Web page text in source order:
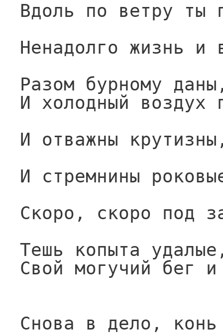
Вдоль по ветру ты
Ненадолго жизнь и
Разом бурному
И холодный воздух
И отважны
И стремнины
Скоро, скоро под
Тешь копыта
Свой могучий бег
Снова в дело,